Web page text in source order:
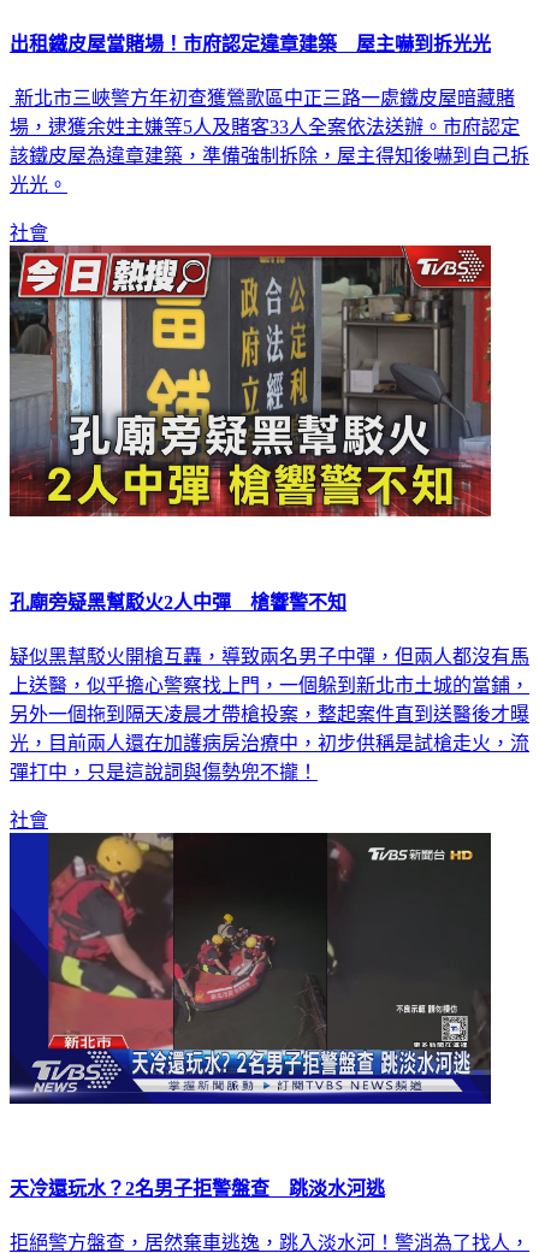
出租鐵皮屋當賭場！市府認定違章建築 屋主嚇到拆光光
新北市三峽警方年初查獲鶯歌區中正三路一處鐵皮屋暗藏賭
場，逮獲余姓主嫌等5人及賭客33人全案依法送辦。市府認定
該鐵皮屋為違章建築，準備強制拆除，屋主得知後嚇到自己拆
光光。
社會
孔廟旁疑黑幫駁火2人中彈 槍響警不知
疑似黑幫駁火開槍互轟，導致兩名男子中彈，但兩人都沒有馬
上送醫，似乎擔心警察找上門，一個躲到新北市土城的當鋪，
另外一個拖到隔天凌晨才帶槍投案，整起案件直到送醫後才曝
光，目前兩人還在加護病房治療中，初步供稱是試槍走火，流
彈打中，只是這說詞與傷勢兜不攏！
社會
天冷還玩水？2名男子拒警盤查 跳淡水河逃
拒絕警方盤查，居然棄車逃逸，跳入淡水河！警消為了找人，